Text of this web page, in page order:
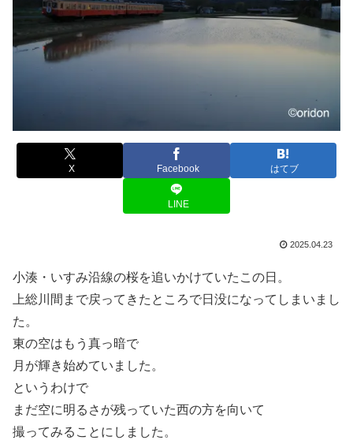
X Facebook はてブ
LINE
2025.04.23
小湊・いすみ沿線の桜を追いかけていたこの日。
上総川間まで戻ってきたところで日没になってしまいまし
た。
東の空はもう真っ暗で
月が輝き始めていました。
というわけで
まだ空に明るさが残っていた西の方を向いて
撮ってみることにしました。